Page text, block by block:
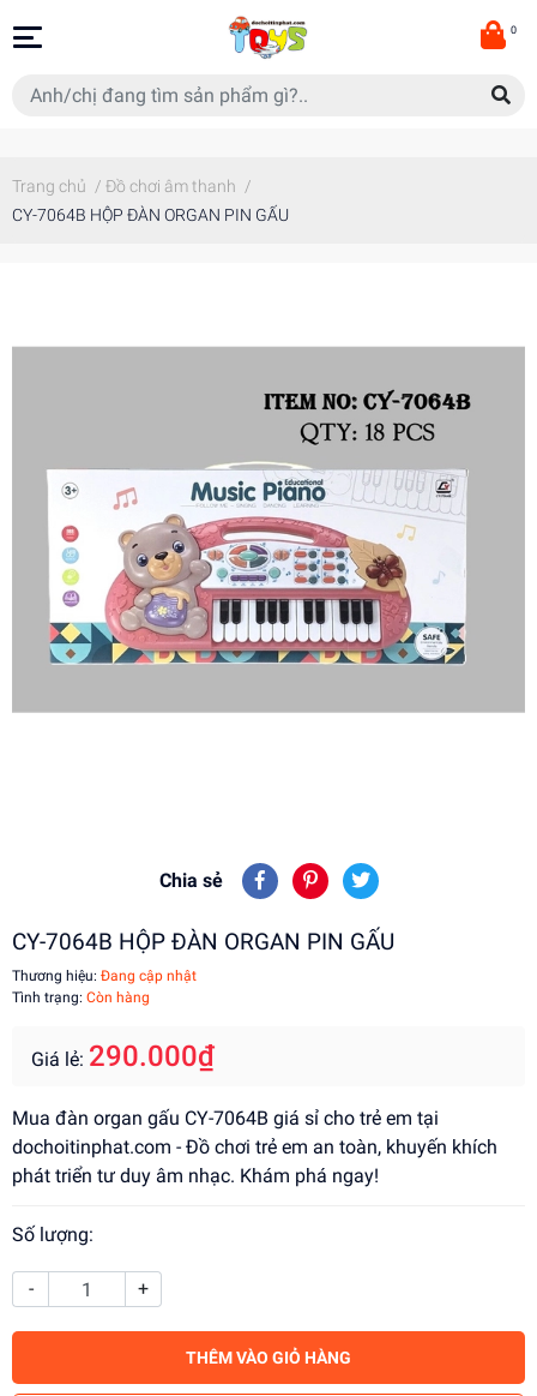
0
Trang chủ / Đồ chơi âm thanh /
CY-7064B HỘP ĐÀN ORGAN PIN GẤU
Chia sẻ
CY-7064B HỘP ĐÀN ORGAN PIN GẤU
Thương hiệu: Đang cập nhật
Tình trạng: Còn hàng
Giá lẻ: 290.000₫
Mua đàn organ gấu CY-7064B giá sỉ cho trẻ em tại
dochoitinphat.com - Đồ chơi trẻ em an toàn, khuyến khích
phát triển tư duy âm nhạc. Khám phá ngay!
Số lượng:
- +
THÊM VÀO GIỎ HÀNG